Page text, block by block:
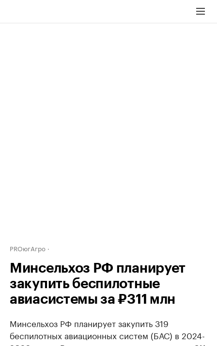
PROюгАгро
Минсельхоз РФ планирует
закупить беспилотные
авиасистемы за ₽311 млн
Минсельхоз РФ планирует закупить 319
беспилотных авиационных систем (БАС) в 2024-